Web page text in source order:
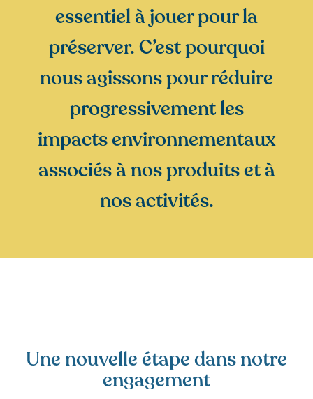
essentiel à jouer pour la
préserver. C’est pourquoi
nous agissons pour réduire
progressivement les
impacts environnementaux
associés à nos produits et à
nos activités.
Une nouvelle étape dans notre
engagement